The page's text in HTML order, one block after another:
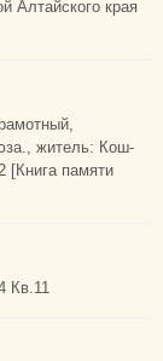
Алтайского края
житель: Кош-
[Книга памяти
Кв.11